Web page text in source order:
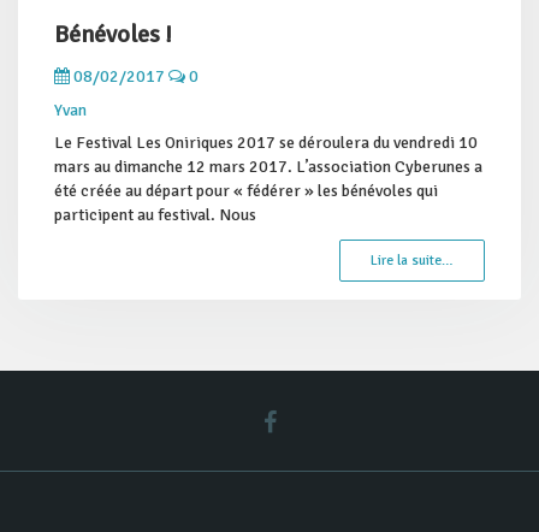
Bénévoles !
08/02/2017
0
Yvan
Le Festival Les Oniriques 2017 se déroulera du vendredi 10
mars au dimanche 12 mars 2017. L’association Cyberunes a
été créée au départ pour « fédérer » les bénévoles qui
participent au festival. Nous
Lire la suite…